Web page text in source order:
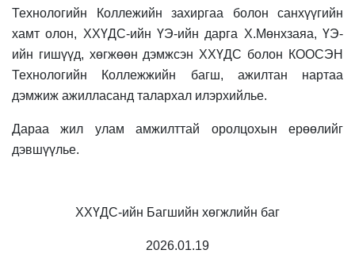
Технологийн Коллежийн захиргаа болон санхүүгийн
хамт олон, ХХҮДС-ийн ҮЭ-ийн дарга Х.Мөнхзаяа, ҮЭ-
ийн гишүүд, хөгжөөн дэмжсэн ХХҮДС болон КООСЭН
Технологийн Коллежжийн багш, ажилтан нартаа
дэмжиж ажилласанд талархал илэрхийлье.
Дараа жил улам амжилттай оролцохын ерөөлийг
дэвшүүлье.
ХХҮДС-ийн Багшийн хөгжлийн баг
2026.01.19